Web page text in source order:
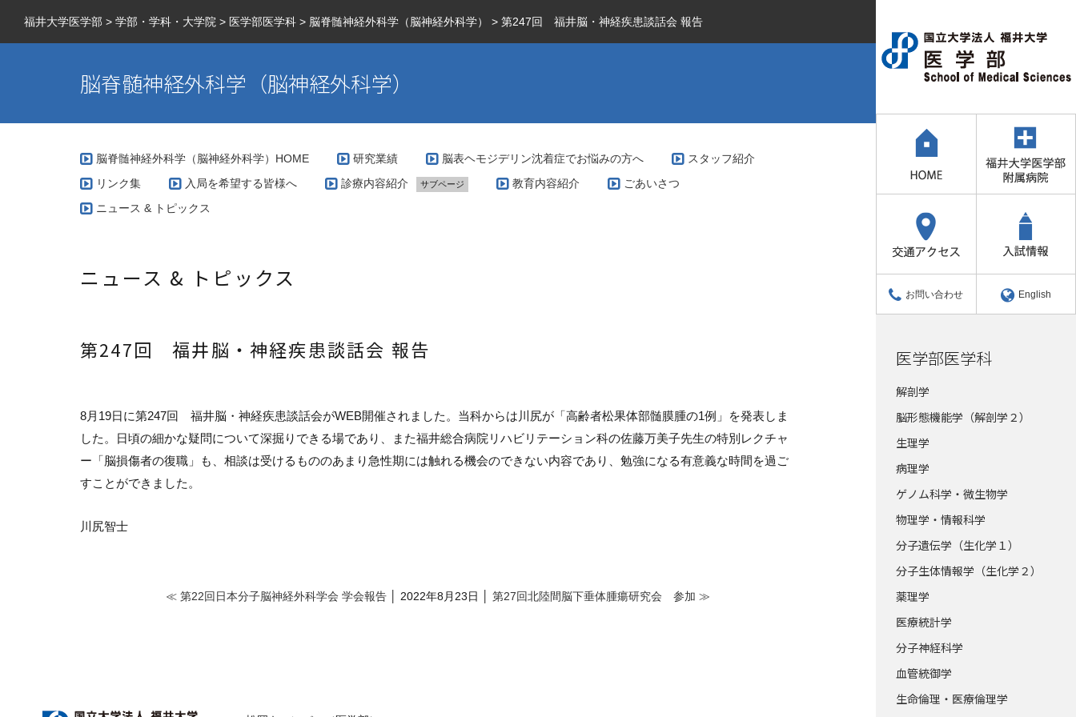
お問い合わせ English
医学部医学科
解剖学
脳形態機能学（解剖学２）
生理学
病理学
ゲノム科学・微生物学
物理学・情報科学
分子遺伝学（生化学１）
分子生体情報学（生化学２）
薬理学
医療統計学
分子神経科学
血管統御学
生命倫理・医療倫理学
福井大学医学部 > 学部・学科・大学院 > 医学部医学科 > 脳脊髄神経外科学（脳神経外科学） > 第247回 福井脳・神経疾患談話会 報告
脳脊髄神経外科学（脳神経外科学）
脳脊髄神経外科学（脳神経外科学）HOME 研究業績 脳表ヘモジデリン沈着症でお悩みの方へ
スタッフ紹介
リンク集
入局を希望する皆様へ 診療内容紹介 サブページ 教育内容紹介
ごあいさつ
ニュース & トピックス
ニュース & トピックス
第247回 福井脳・神経疾患談話会 報告
8月 19日に第247回 福井脳・神経疾患談話会がWEB開催されました。当科からは川尻が「高齢者松果体部髄膜腫の1例」を発表しま
した。日頃の細かな疑問について深掘りできる場であり、また福井総合病院リハビリテーション科の佐藤万美子先生の特別レクチャ
ー「脳損傷者の復職」も、相談は受けるもののあまり急性期には触れる機会のできない内容であり、勉強になる有意義な時間を過ご
すことができました。
川尻智士
≪ 第22回日本分子脳神経外科学会 学会報告 │ 2022年8月23日 │ 第27回北陸間脳下垂体腫瘍研究会 参加 ≫